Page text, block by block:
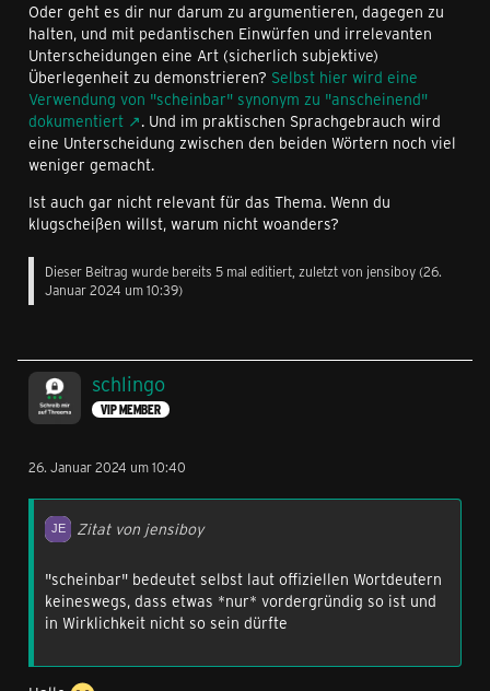
Oder geht es dir nur darum zu argumentieren, dagegen zu
halten, und mit pedantischen Einwürfen und irrelevanten
Unterscheidungen eine Art (sicherlich subjektive)
Überlegenheit zu demonstrieren? Selbst hier wird eine
Verwendung von "scheinbar" synonym zu "anscheinend"
dokumentiert
. Und im praktischen Sprachgebrauch wird
eine Unterscheidung zwischen den beiden Wörtern noch viel
weniger gemacht.
Ist auch gar nicht relevant für das Thema. Wenn du
klugscheißen willst, warum nicht woanders?
Dieser Beitrag wurde bereits 5 mal editiert, zuletzt von jensiboy(26.
Januar 2024 um 10:39)
schlingo
VIP MEMBER
26. Januar 2024 um 10:40
Zitat von jensiboy
"scheinbar" bedeutet selbst laut offiziellen Wortdeutern
keineswegs, dass etwas *nur* vordergründig so ist und
in Wirklichkeit nicht so sein dürfte